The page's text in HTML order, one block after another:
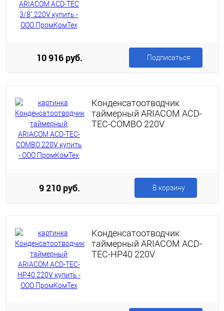
10 916 руб. Подписаться
Конденсатоотводчик
таймерный ARIACOM ACD-
TEC-COMBO 220V
9 210 руб. В корзину
Конденсатоотводчик
таймерный ARIACOM ACD-
TEC-HP40 220V